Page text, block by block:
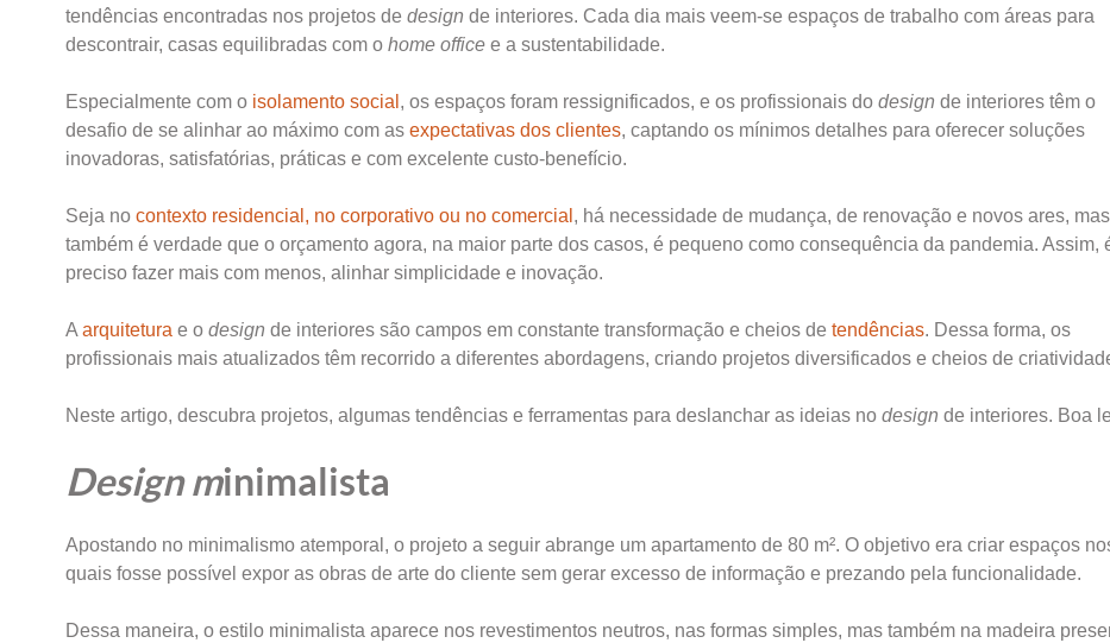
tendências encontradas nos projetos de design de interiores. Cada dia mais veem-se espaços de trabalho com áreas para
descontrair, casas equilibradas com o home office e a sustentabilidade.
Especialmente com o isolamento social , os espaços foram ressignificados, e os profissionais do design de interiores têm o
desafio de se alinhar ao máximo com as expectativas dos clientes, captando os mínimos detalhes para oferecer soluções
inovadoras, satisfatórias, práticas e com excelente custo-benefício.
Seja no contexto residencial, no corporativo ou no comercial , há necessidade de mudança, de renovação e novos ares, mas
também é verdade que o orçamento agora, na maior parte dos casos, é pequeno como consequência da pandemia. Assim,
preciso fazer mais com menos, alinhar simplicidade e inovação.
A arquitetura e o design de interiores são campos em constante transformação e cheios de tendências. Dessa forma, os
profissionais mais atualizados têm recorrido a diferentes abordagens, criando projetos diversificados e cheios de
Neste artigo, descubra projetos, algumas tendências e ferramentas para deslanchar as ideias no design de interiores. Boa
Design minimalista
Apostando no minimalismo atemporal, o projeto a seguir abrange um apartamento de 80 m². O objetivo era criar espaços
quais fosse possível expor as obras de arte do cliente sem gerar excesso de informação e prezando pela funcionalidade.
Dessa maneira, o estilo minimalista aparece nos revestimentos neutros, nas formas simples, mas também na madeira